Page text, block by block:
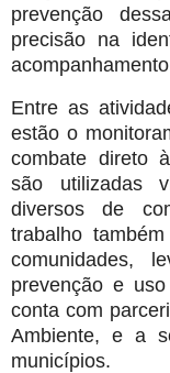
prevenção
precisão na
Entre as
estão o
combate direto
são utilizadas
diversos de
trabalho
comunidades,
prevenção e
conta com
Ambiente, e a
municípios.